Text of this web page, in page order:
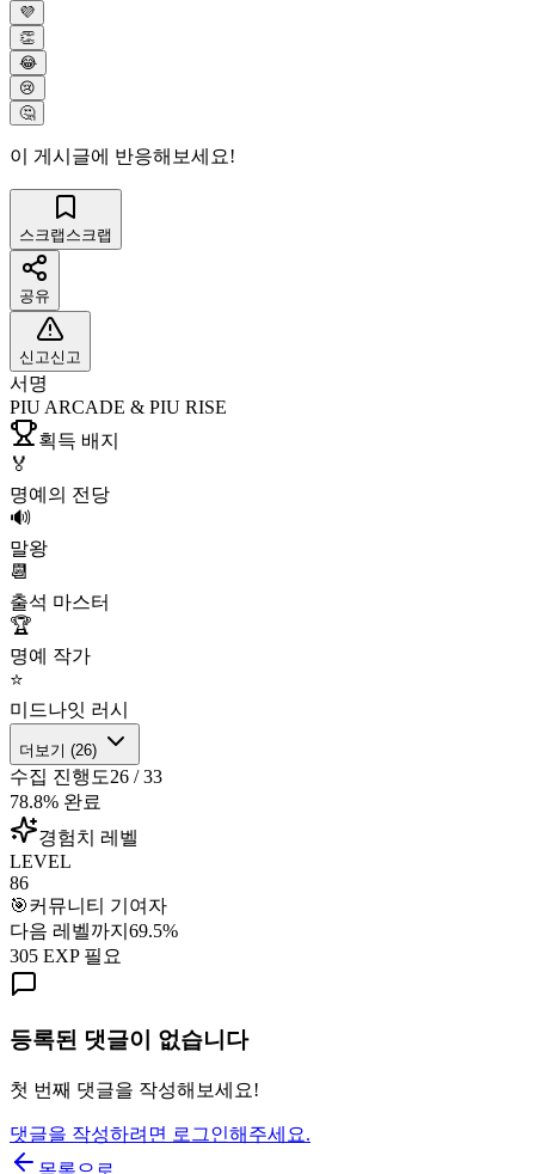
💜
👏
😂
😢
🤔
이 게시글에 반응해보세요!
스크랩 스크랩
공유
신고신고
서명
PIU ARCADE & PIU RISE
획득 배지
🏅
명예의 전당
🔊
말왕
📆
출석 마스터
🏆
명예 작가
⭐
미드나잇 러시
더보기 (26)
수집 진행도26 /33
78.8% 완료
경험치 레벨
LEVEL
86
🎯커뮤니티 기여자
다음 레벨까지 69.5%
305 EXP 필요
등록된 댓글이 없습니다
첫 번째 댓글을 작성해보세요!
댓글을 작성하려면 로그인해주세요.
목록으로